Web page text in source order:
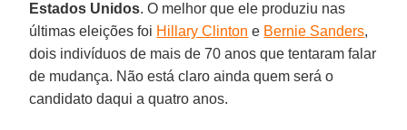
Estados Unidos. O melhor que ele produziu nas
últimas eleições foi Hillary Clinton e Bernie Sanders,
dois indivíduos de mais de 70 anos que tentaram falar
de mudança. Não está claro ainda quem será o
candidato daqui a quatro anos.